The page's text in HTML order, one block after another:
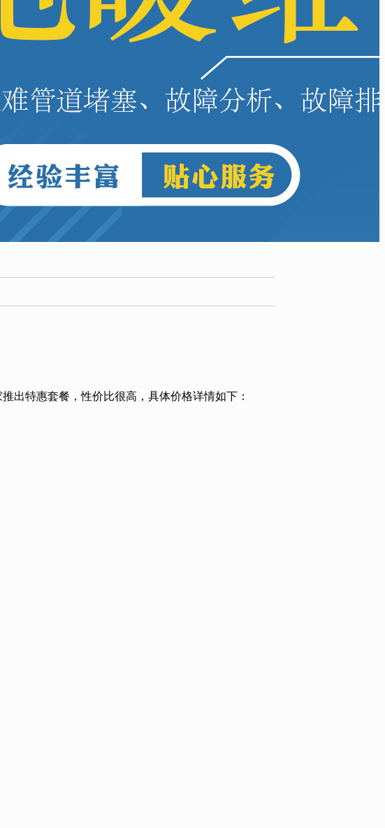
出特惠套餐，性价比很高，具体价格详情如下：